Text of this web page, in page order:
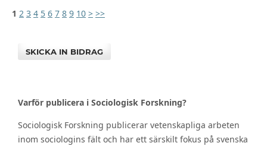
1 2 3 4 5 6 7 8 9 10 > >>
SKICKA IN BIDRAG
Varför publicera i Sociologisk Forskning?
Sociologisk Forskning publicerar vetenskapliga arbeten
inom sociologins fält och har ett särskilt fokus på svenska